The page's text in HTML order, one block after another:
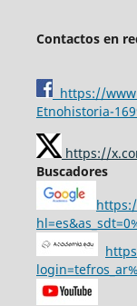
Contactos en
https://
Etnohistoria-
https://
Buscadores